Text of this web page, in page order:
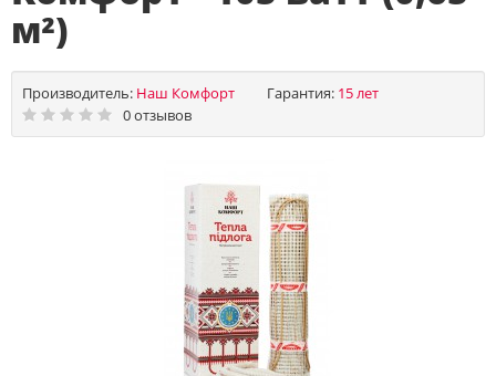
м²)
Производитель: Наш Комфорт Гарантия: 15 лет
0 отзывов